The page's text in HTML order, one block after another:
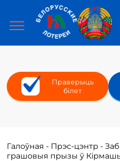
Праверыць
білет
Галоўная - Прэс-цэнтр -
грашовыя прызы ў